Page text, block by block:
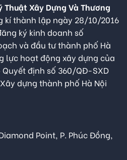
Thuật Xây Dựng Và Thương
kí thành lập ngày 28/10/2016
ký kinh doanh số
và đầu tư thành phố Hà
lực hoạt động xây dựng của
định số 360/QĐ-SXD
dựng thành phố Hà Nội
Point, P. Phúc Đồng,